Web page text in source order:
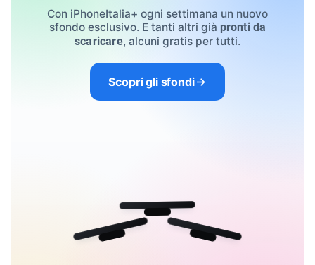
Con iPhoneItalia+ ogni settimana un nuovo
sfondo esclusivo. E tanti altri già pronti da
scaricare, alcuni gratis per tutti.
Scopri gli sfondi